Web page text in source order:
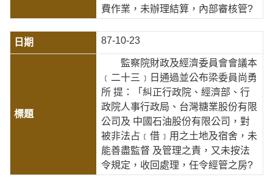
費作業，未辦理結算，內部審核管?
87-10-23
監察院財政及經濟委員會會議本
﹝二十三﹞日通過並公布梁委員尚勇
所 提：「糾正行政院、經濟部、行
政院人事行政局、台灣糖業股份有限
公司及 中國石油股份有限公司，對
被非法占﹝借﹞用之土地及宿舍，未
能善盡監督 及管理之責，又未按法
令規定，收回處理，任令經管之房?